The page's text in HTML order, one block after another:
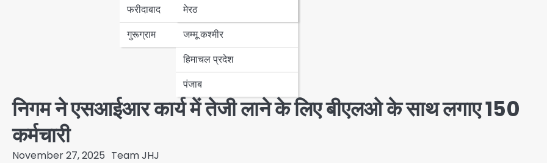
फरीदाबाद
गुरूग्राम
मेरठ
हरियाणा
जम्मू कश्मीर
हिमाचल प्रदेश
पंजाब
निगम ने एसआईआर कार्य में तेजी लाने के लिए बीएलओ के साथ लगाए 150
कर्मचारी
November 27, 2025 Team JHJ